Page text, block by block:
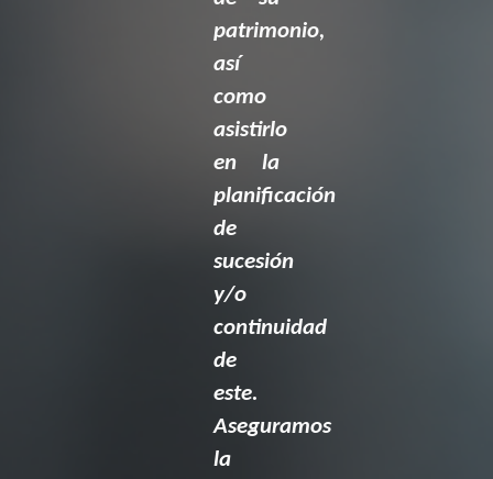
patrimonio,
así
como
asistirlo
en la
planificación
de
sucesión
y/o
continuidad
de
este.
Aseguramos
la